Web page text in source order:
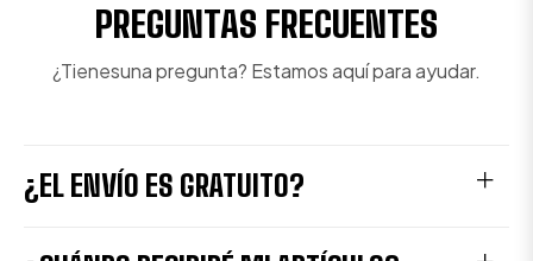
PREGUNTAS FRECUENTES
¿Tienesuna pregunta? Estamos aquí para ayudar.
¿EL ENVÍO ES GRATUITO?